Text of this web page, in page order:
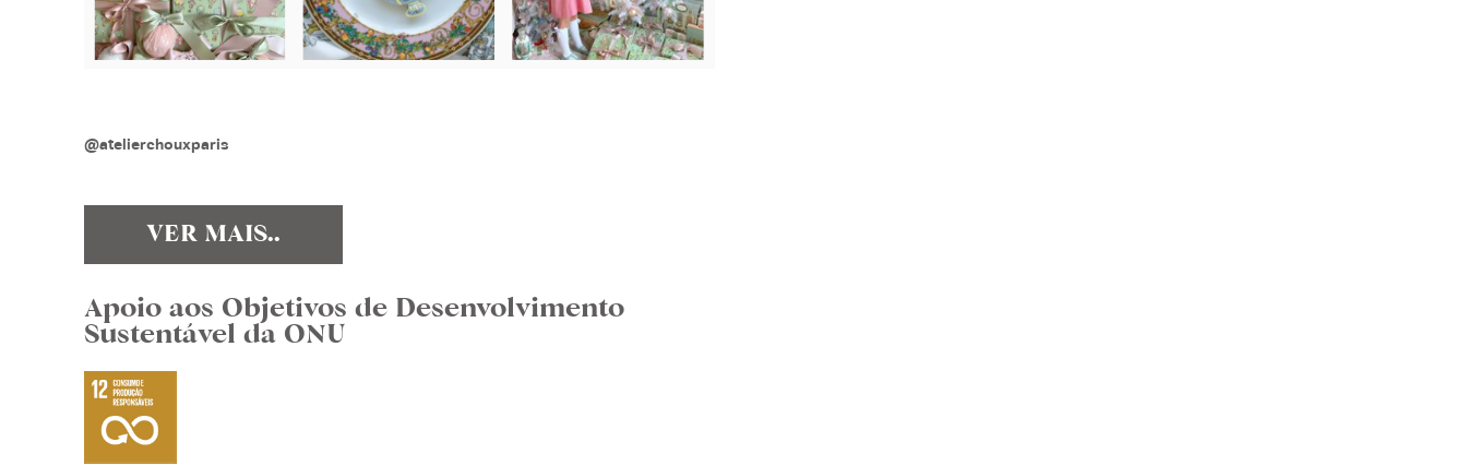
@atelierchouxparis
VER MAIS..
Apoio aos Objetivos de Desenvolvimento
Sustentável da ONU